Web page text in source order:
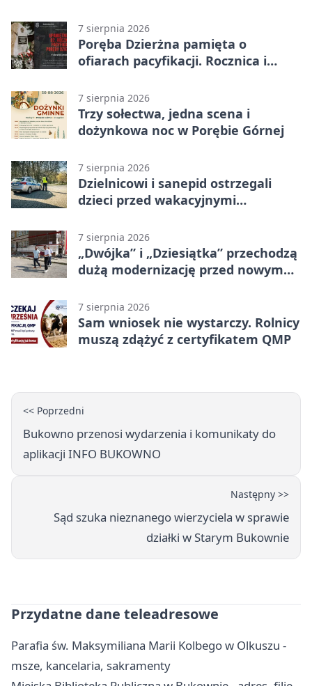
7 sierpnia 2026
Poręba Dzierżna pamięta o
ofiarach pacyfikacji. Rocznica i
7 sierpnia 2026
Trzy sołectwa, jedna scena i
dożynkowa noc w Porębie Górnej
7 sierpnia 2026
Dzielnicowi i sanepid ostrzegali
dzieci przed wakacyjnymi
7 sierpnia 2026
„Dwójka” i „Dziesiątka” przechodzą
dużą modernizację przed nowym
7 sierpnia 2026
Sam wniosek nie wystarczy. Rolnicy
muszą zdążyć z certyfikatem QMP
<< Poprzedni
Bukowno przenosi wydarzenia i komunikaty do
aplikacji INFO BUKOWNO
Następny >>
Sąd szuka nieznanego wierzyciela w sprawie
działki w Starym Bukownie
Przydatne dane teleadresowe
Parafia św. Maksymiliana Marii Kolbego w Olkuszu -
msze, kancelaria, sakramenty